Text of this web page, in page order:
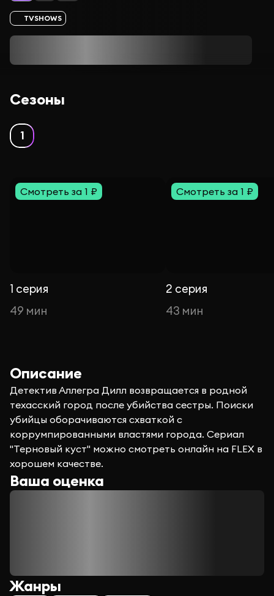
TVSHOWS
Сезоны
1
Смотреть за 1 ₽
1 серия
49 мин
Смотреть за 1 ₽
2 серия
43 мин
Описание
Детектив Аллегра Дилл возвращается в родной
техасский город после убийства сестры. Поиски
убийцы оборачиваются схваткой с
коррумпированными властями города. Сериал
"Терновый куст" можно смотреть онлайн на FLEX в
хорошем качестве.
Ваша оценка
Жанры